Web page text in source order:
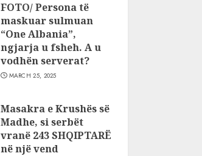
FOTO/ Persona të
maskuar sulmuan
“One Albania”,
ngjarja u fsheh. A u
vodhën serverat?
MARCH 25, 2025
Masakra e Krushës së
Madhe, si serbët
vranë 243 SHQIPTARË
në një vend